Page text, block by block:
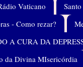
Vaticano
- Como rezar?
A CURA DA
da Divina MIsericórdia